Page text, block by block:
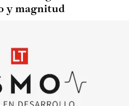
y magnitud